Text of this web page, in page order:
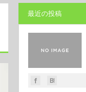
最近の投稿